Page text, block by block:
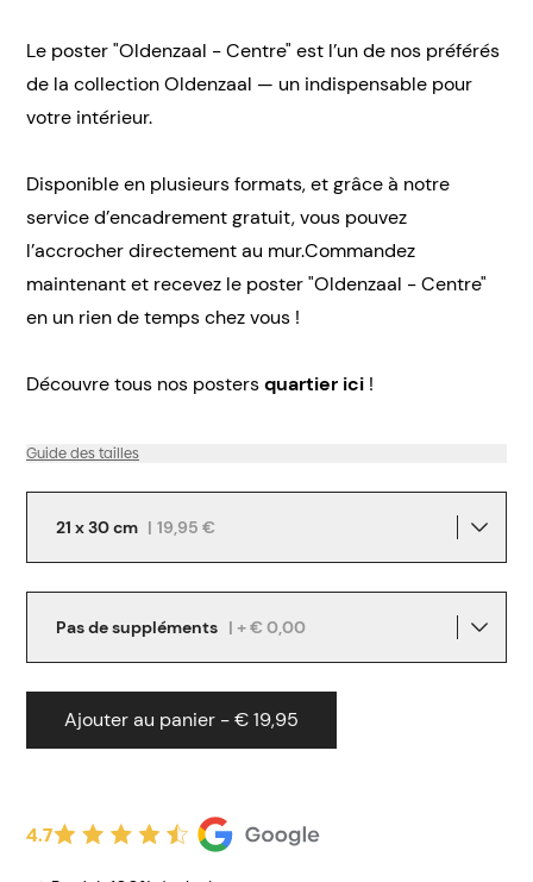
Le poster "Oldenzaal - Centre" est l’un de nos préférés
de la collection Oldenzaal — un indispensable pour
votre intérieur.
Disponible en plusieurs formats, et grâce à notre
service d’encadrement gratuit, vous pouvez
l’accrocher directement au mur.Commandez
maintenant et recevez le poster "Oldenzaal - Centre"
en un rien de temps chez vous !
Découvre tous nos postersquartier ici !
Guide des tailles
21 x 30 cm | 19,95 €
Pas de suppléments | + € 0,00
Ajouter au panier - € 19,95
4.7